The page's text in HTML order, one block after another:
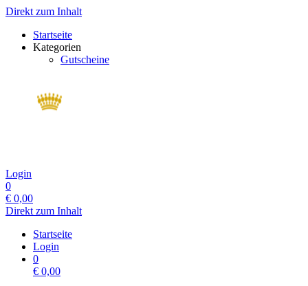
Direkt zum Inhalt
Startseite
Kategorien
Gutscheine
Login
0
€ 0,00
Direkt zum Inhalt
Startseite
Login
0
€ 0,00